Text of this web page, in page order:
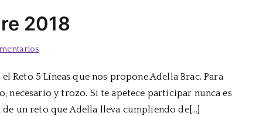
2018
en
5
Líneas:
Noviembre
Reto 5 Líneas que nos propone Adella Brac. Para
necesario y trozo. Si te apetece participar nunca es
un reto que Adella lleva cumpliendo de[…]